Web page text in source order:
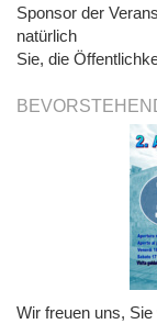
Sponsor der
natürlich
Sie, die
Wir freuen uns,